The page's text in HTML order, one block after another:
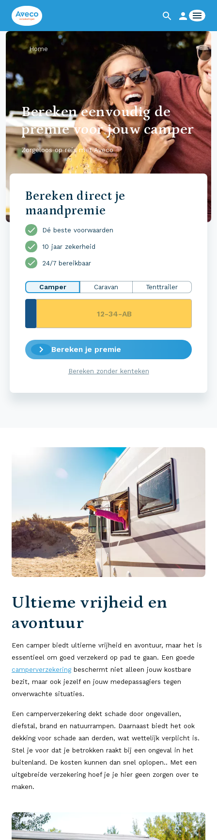
Home
Bereken eenvoudig de
premie voor jouw camper
Zorgeloos op reis met Aveco
Bereken direct je
maandpremie
Dé beste voorwaarden
10 jaar zekerheid
24/7 bereikbaar
Camper Caravan Tenttrailer
Bereken je premie
Bereken zonder kenteken
Ultieme vrijheid en
avontuur
Een camper biedt ultieme vrijheid en avontuur, maar het is
essentieel om goed verzekerd op pad te gaan. Een goede
camperverzekering beschermt niet alleen jouw kostbare
bezit, maar ook jezelf en jouw medepassagiers tegen
onverwachte situaties.
Een camperverzekering dekt schade door ongevallen,
diefstal, brand en natuurrampen. Daarnaast biedt het ook
dekking voor schade aan derden, wat wettelijk verplicht is.
Stel je voor dat je betrokken raakt bij een ongeval in het
buitenland. De kosten kunnen dan snel oplopen.. Met een
uitgebreide verzekering hoef je je hier geen zorgen over te
maken.